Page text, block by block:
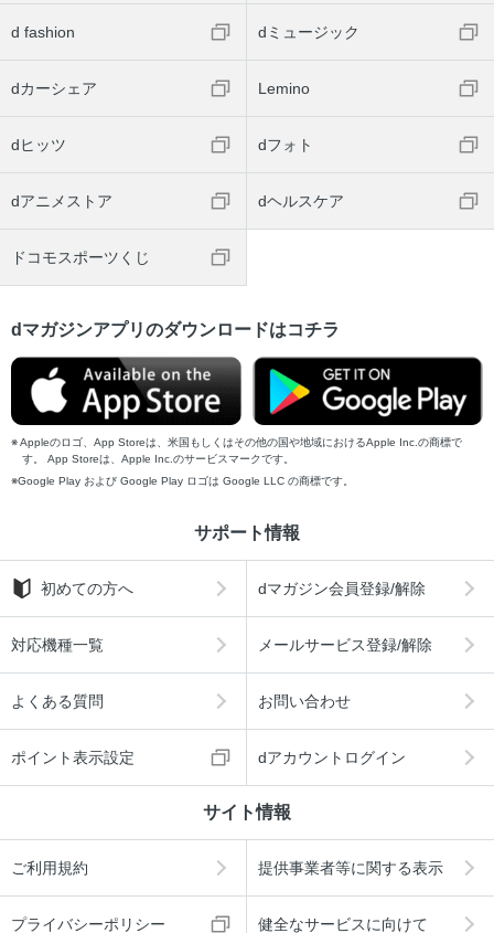
d fashion dミュージック
dカーシェア Lemino
dヒッツ dフォト
dアニメストア dヘルスケア
ドコモスポーツくじ
dマガジンアプリのダウンロードはコチラ
Appleのロゴ、App Storeは、米国もしくはその他の国や地域におけるApple Inc.の商標で
す。 App Storeは、Apple Inc.のサービスマークです。
Google Play および Google Play ロゴは Google LLC の商標です。
サポート情報
初めての方へ dマガジン会員登録/解除
対応機種一覧 メールサービス登録/解除
よくある質問 お問い合わせ
ポイント表示設定 dアカウントログイン
サイト情報
ご利用規約 提供事業者等に関する表示
プライバシーポリシー 健全なサービスに向けて